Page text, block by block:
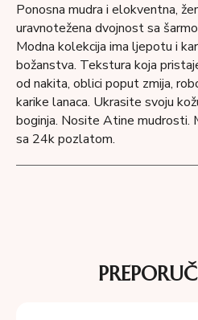
Ponosna mudra i elokventna,
uravnotežena dvojnost sa
Modna kolekcija ima ljepotu i
božanstva. Tekstura koja
od nakita, oblici poput zmija,
karike lanaca. Ukrasite svoju
boginja. Nosite Atine mudrosti.
sa 24k pozlatom.